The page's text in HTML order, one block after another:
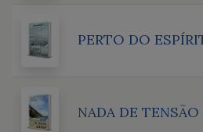
PERTO DO
NADA DE TENSÃO